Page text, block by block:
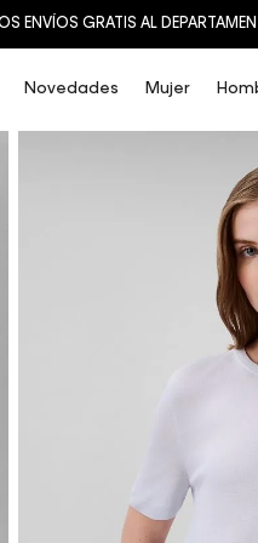
ENVÍOS GRATIS AL
Novedades Mujer